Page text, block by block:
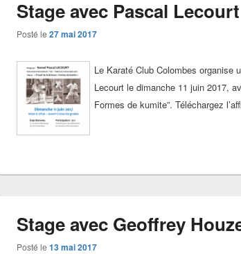
Stage avec Pascal
Posté le 27 mai 2017
Le Karaté Club Colombes organise
Lecourt le dimanche 11 juin 2017,
Formes de kumite”. Téléchargez
Stage avec Geoffrey
Posté le 13 mai 2017